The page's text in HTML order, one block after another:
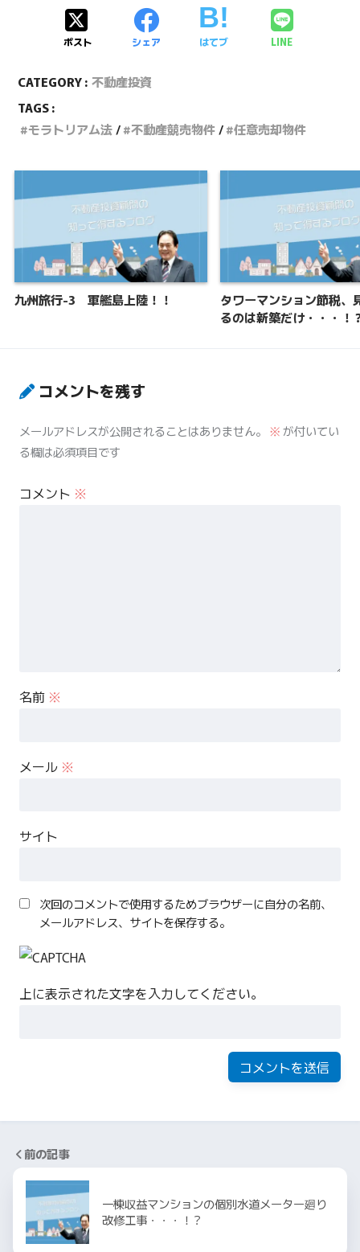
ポスト シェア はてブ LINE
CATEGORY : 不動産投資
TAGS :
モラトリアム法
不動産競売物件 任意売却物件
九州旅行-3 軍艦島上陸！！
タワーマンション節税、
るのは新築だけ・・・！
コメントを残す
メールアドレスが公開されることはありません。 ※が付いてい
る欄は必須項目です
コメント ※
名前 ※
メール ※
サイト
次回のコメントで使用するためブラウザーに自分の名前、
メールアドレス、サイトを保存する。
上に表示された文字を入力してください。
前の記事
一棟収益マンションの個別水道メーター廻り
改修工事・・・！？